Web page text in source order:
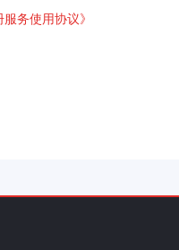
服务使用协议》